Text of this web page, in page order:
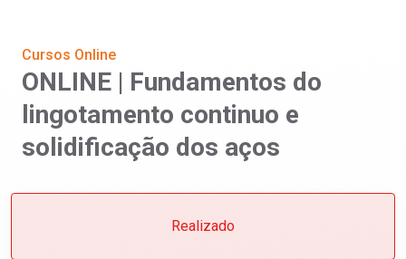
Cursos Online
ONLINE | Fundamentos do
lingotamento continuo e
solidificação dos aços
Realizado